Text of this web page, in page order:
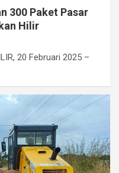
300 Paket Pasar
Hilir
20 Februari 2025 –